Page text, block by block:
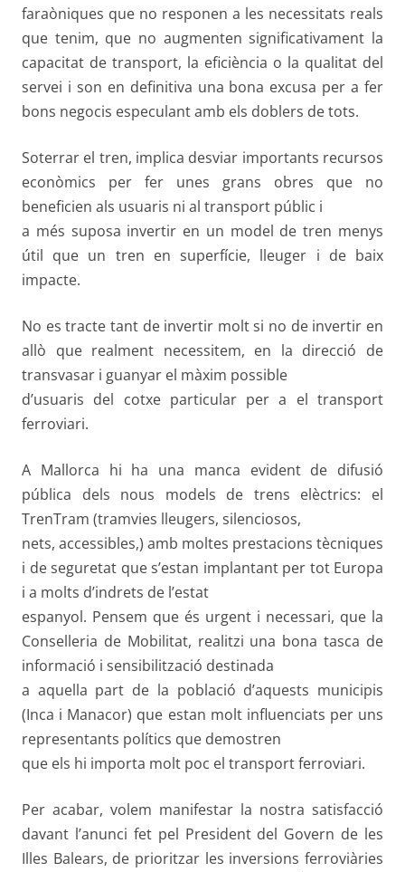
faraòniques que no responen a les necessitats reals
que tenim, que no augmenten significativament la
capacitat de transport, la eficiència o la qualitat del
servei i son en definitiva una bona excusa per a fer
bons negocis especulant amb els doblers de tots.
Soterrar el tren, implica desviar importants recursos
econòmics per fer unes grans obres que no
beneficien als usuaris ni al transport públic i
a més suposa invertir en un model de tren menys
útil que un tren en superfície, lleuger i de baix
impacte.
No es tracte tant de invertir molt si no de invertir en
allò que realment necessitem, en la direcció de
transvasar i guanyar el màxim possible
d’usuaris del cotxe particular per a el transport
ferroviari.
A Mallorca hi ha una manca evident de difusió
pública dels nous models de trens elèctrics: el
TrenTram (tramvies lleugers, silenciosos,
nets, accessibles,) amb moltes prestacions tècniques
i de seguretat que s’estan implantant per tot Europa
i a molts d’indrets de l’estat
espanyol. Pensem que és urgent i necessari, que la
Conselleria de Mobilitat, realitzi una bona tasca de
informació i sensibilització destinada
a aquella part de la població d’aquests municipis
(Inca i Manacor) que estan molt influenciats per uns
representants polítics que demostren
que els hi importa molt poc el transport ferroviari.
Per acabar, volem manifestar la nostra satisfacció
davant l’anunci fet pel President del Govern de les
Illes Balears, de prioritzar les inversions ferroviàries